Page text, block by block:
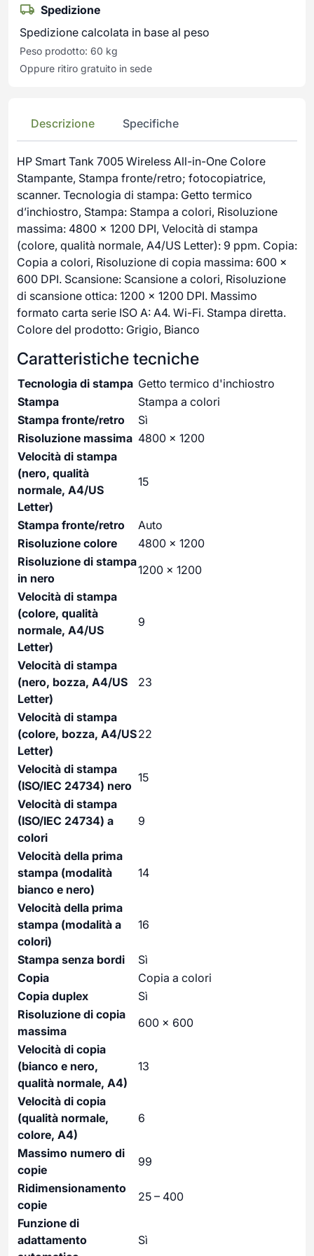
Spedizione
Spedizione calcolata in base al peso
Peso prodotto: 60 kg
Oppure ritiro gratuito in sede
Descrizione Specifiche
HP Smart Tank 7005 Wireless All-in-One Colore
Stampante, Stampa fronte/retro; fotocopiatrice,
scanner. Tecnologia di stampa: Getto termico
d’inchiostro, Stampa: Stampa a colori, Risoluzione
massima: 4800 x 1200 DPI, Velocità di stampa
(colore, qualità normale, A4/US Letter): 9 ppm. Copia:
Copia a colori, Risoluzione di copia massima: 600 x
600 DPI. Scansione: Scansione a colori, Risoluzione
di scansione ottica: 1200 x 1200 DPI. Massimo
formato carta serie ISO A: A4. Wi-Fi. Stampa diretta.
Colore del prodotto: Grigio, Bianco
Caratteristiche tecniche
Tecnologia di stampa Getto termico d'inchiostro
Stampa
Stampa a colori
Stampa fronte/retro
Sì
Risoluzione massima 4800 x 1200
Velocità di stampa
(nero, qualità
normale, A4/US
Letter)
15
Stampa fronte/retro
Auto
Risoluzione colore
4800 x 1200
Risoluzione di stampa
in nero
1200 x 1200
Velocità di stampa
(colore, qualità
normale, A4/US
Letter)
9
Velocità di stampa
(nero, bozza, A4/US
Letter)
23
Velocità di stampa
(colore, bozza, A4/US
Letter)
22
Velocità di stampa
(ISO/IEC 24734) nero
15
Velocità di stampa
(ISO/IEC 24734) a
colori
9
Velocità della prima
stampa (modalità
bianco e nero)
14
Velocità della prima
stampa (modalità a
colori)
16
Stampa senza bordi
Sì
Copia
Copia a colori
Copia duplex
Sì
Risoluzione di copia
massima
600 x 600
Velocità di copia
(bianco e nero,
qualità normale, A4)
13
Velocità di copia
(qualità normale,
colore, A4)
6
Massimo numero di
copie
99
Ridimensionamento
copie
25 – 400
Funzione di
adattamento
Sì